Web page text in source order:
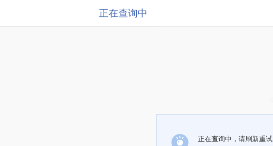
正在查询中
正在查询中，请刷新重试